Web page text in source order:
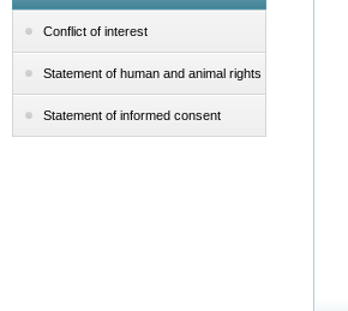
Conflict of interest
Statement of human and animal rights
Statement of informed consent